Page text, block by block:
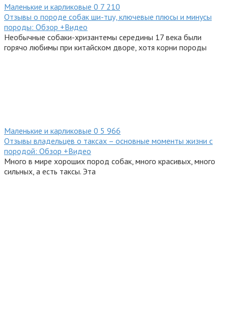
Маленькие и карликовые 0 7 210
Отзывы о породе собак ши-тцу, ключевые плюсы и минусы
породы: Обзор +Видео
Необычные собаки-хризантемы середины 17 века были
горячо любимы при китайском дворе, хотя корни породы
Маленькие и карликовые 0 5 966
Отзывы владельцев о таксах – основные моменты жизни с
породой: Обзор +Видео
Много в мире хороших пород собак, много красивых, много
сильных, а есть таксы. Эта